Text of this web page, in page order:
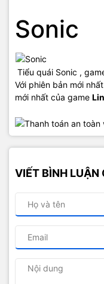
Sonic
Tiểu quái Sonic ,
Với phiên bản mới
mới nhất của game
VIẾT BÌNH LUẬN